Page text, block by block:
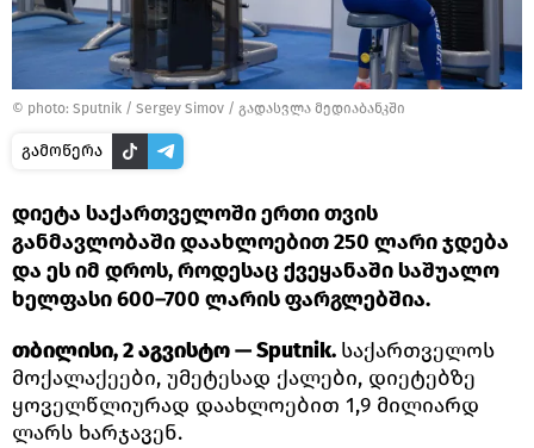
© photo: Sputnik / Sergey Simov / გადასვლა მედიაბანკში
გამოწერა
დიეტა საქართველოში ერთი თვის
განმავლობაში დაახლოებით 250 ლარი ჯდება
და ეს იმ დროს, როდესაც ქვეყანაში საშუალო
ხელფასი 600–700 ლარის ფარგლებშია.
თბილისი, 2 აგვისტო — Sputnik. საქართველოს
მოქალაქეები, უმეტესად ქალები, დიეტებზე
ყოველწლიურად დაახლოებით 1,9 მილიარდ
ლარს ხარჯავენ.